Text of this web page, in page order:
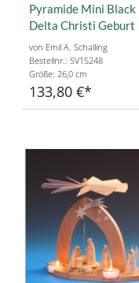
Pyramide Mini Black
Delta Christi Geburt
von Emil A. Schalling
Bestellnr.: SV1S248
Größe: 26,0 cm
133,80 €